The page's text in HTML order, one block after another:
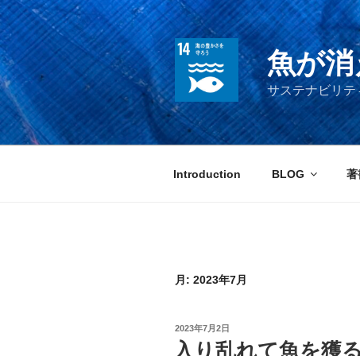
コ
ン
テ
ン
ツ
へ
ス
キ
魚が
サステナビリ
Introduction BLOG
月: 2023年7月
投
稿
日:
2023年7月2日
入り乱れて魚を獲